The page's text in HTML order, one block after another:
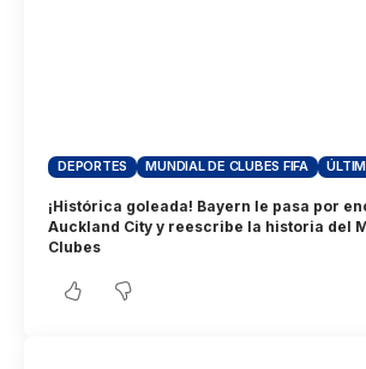
DEPORTES MUNDIAL DE CLUBES FIFA
¡Histórica goleada! Bayern le pasa por
Auckland City y reescribe la historia del
Clubes